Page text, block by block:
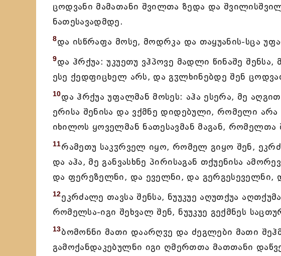
ცოდვანი მამათანი შვილთა ზედა და
ნათესავადმდე.
8და ისწრაფა მოსე, მოდრკა და თაყუანის-სცა
9და ჰრქუა: უკუეთუ ვჰპოვე მადლი წინაშე
ესე ქედფიცხელ არს, და გჳლხინებდე შენ
10და ჰრქუა უფალმან მოსეს: აჰა ესერა, მე
ერისა შენისა და ვქმნე დიდებული, რომელი
იხილოს ყოველმან ნათესავმან მაგან,
11რამეთუ საკჳრველ იყო, რომელ გიყო შენ,
და აჰა, მე განვასხნე პირისაგან თქუენისა
და ფერეზელნი, და ეველნი, და გერგესეველნი,
12ეკრძალე თავსა შენსა, ნუუკუე აღუთქუა
რომელსა-იგი შეხვალ შენ, ნუუკუე გექმნეს
13ბომონნი მათი დაარღჳე და ძეგლები მათი
გამოქანდაკებულნი იგი ღმერთთა მათთანი